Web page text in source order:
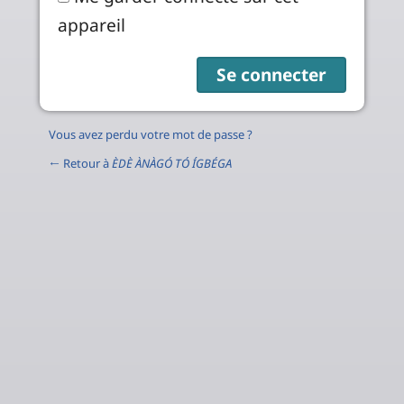
appareil
Vous avez perdu votre mot de passe ?
← Retour àÈDÈ ÀNÀGÓ TÓ ÍGBÉGA